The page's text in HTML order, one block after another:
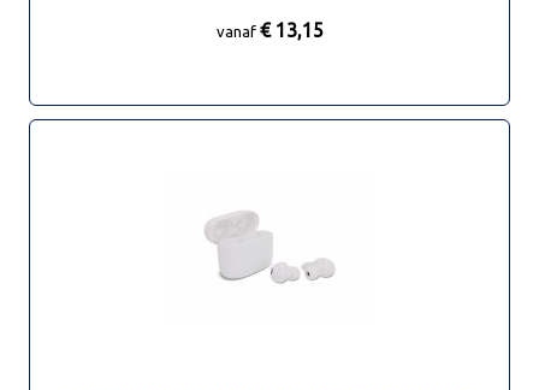
vanaf € 13,15